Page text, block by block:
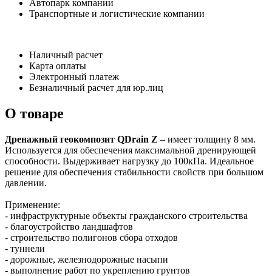
Автопарк компании
Транспортные и логистические компании
Наличный расчет
Карта оплаты
Электронный платеж
Безналичный расчет для юр.лиц
О товаре
Дренажный геокомпозит QDrain Z – имеет толщину 8 мм.
Используется для обеспечения максимальной дренирующей
способности. Выдерживает нагрузку до 100кПа. Идеальное
решение для обеспечения стабильности свойств при большом
давлении.
Применение:
- инфраструктурные объекты гражданского строительства
- благоустройство ландшафтов
- строительство полигонов сбора отходов
- туннели
- дорожные, железнодорожные насыпи
- выполнение работ по укреплению грунтов